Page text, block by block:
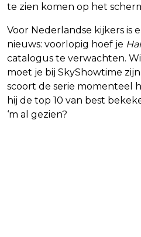
te zien komen op het
Voor Nederlandse kijkers is
nieuws: voorlopig hoef je
catalogus te verwachten.
moet je bij SkyShowtime
scoort de serie momenteel
hij de top 10 van best
‘m al gezien?